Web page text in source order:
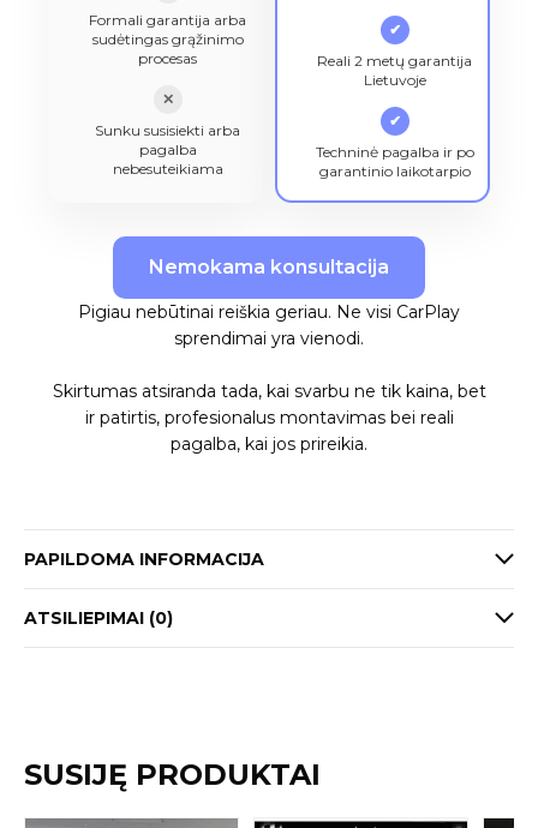
Formali garantija arba
sudėtingas grąžinimo
procesas
✕
Sunku susisiekti arba
pagalba
nebesuteikiama
✔
Reali 2 metų garantija
Lietuvoje
✔
Techninė pagalba ir po
garantinio laikotarpio
Nemokama konsultacija
Pigiau nebūtinai reiškia geriau. Ne visi CarPlay
sprendimai yra vienodi.
Skirtumas atsiranda tada, kai svarbu ne tik kaina, bet
ir patirtis, profesionalus montavimas bei reali
pagalba, kai jos prireikia.
PAPILDOMA INFORMACIJA
ATSILIEPIMAI (0)
SUSIJĘ PRODUKTAI